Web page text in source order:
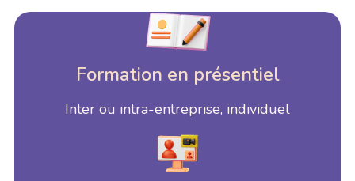
Formation en présentiel
Inter ou intra-entreprise, individuel